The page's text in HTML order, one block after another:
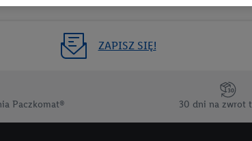
ZAPISZ SIĘ!
Paczkomat® 30 dni na zwrot
opiera się na generowaniu profili, które są również
lub płci - a także dokładnych danych dotyczących
tym przechowywanie lub uzyskiwanie dostępu do informacji
celu pomiaru wydajności/skuteczności reklamy, badania
bezpieczeństwa technicznego i optymalizacji